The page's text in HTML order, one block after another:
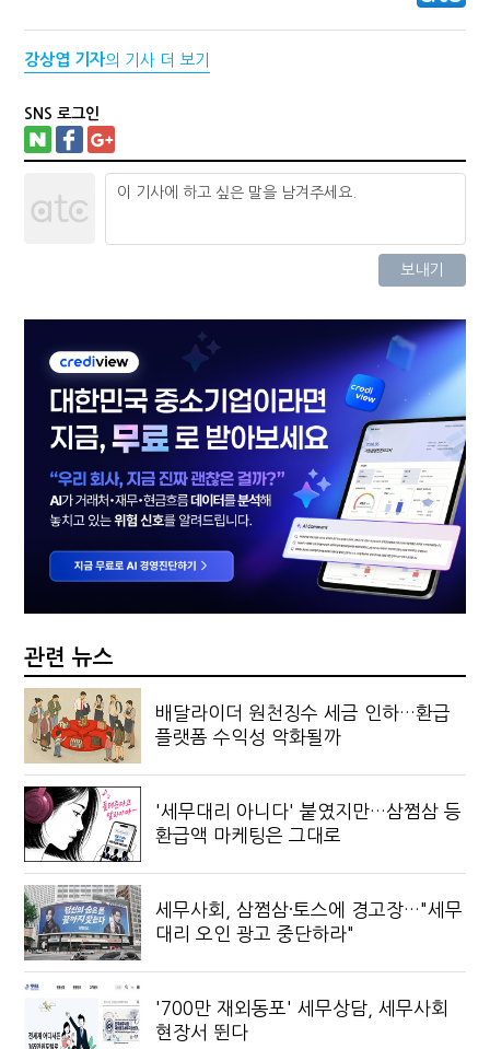
강상엽 기자의 기사 더 보기
SNS 로그인
관련 뉴스
배달라이더 원천징수 세금 인하…환급
플랫폼 수익성 악화될까
'세무대리 아니다' 붙였지만…삼쩜삼 등
환급액 마케팅은 그대로
세무사회, 삼쩜삼·토스에 경고장…"세무
대리 오인 광고 중단하라"
'700만 재외동포' 세무상담, 세무사회
현장서 뛴다